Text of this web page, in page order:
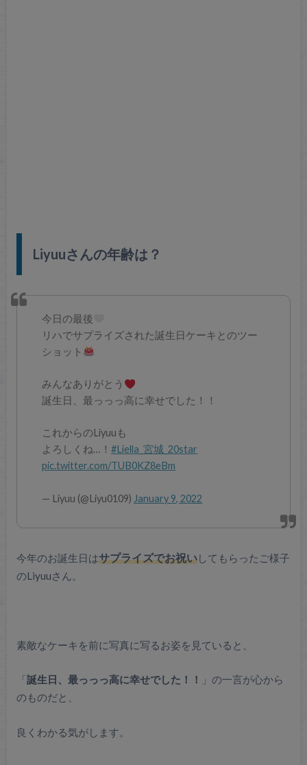
Liyuuさんの年齢は？
今日の最後
リハでサプライズされた誕生日ケーキとのツー
ショット
みんなありがとう
誕生日、最っっっ高に幸せでした！！
これからのLiyuuも
よろしくね…！#Liella_宮城_20star
pic.twitter.com/TUB0KZ8eBm
— Liyuu (@Liyu0109) January 9, 2022
今年のお誕生日はサプライズでお祝いしてもらったご様子
のLiyuuさん。
素敵なケーキを前に写真に写るお姿を見ていると、
「誕生日、最っっっ高に幸せでした！！
」の一言が心から
のものだと、
良くわかる気がします。